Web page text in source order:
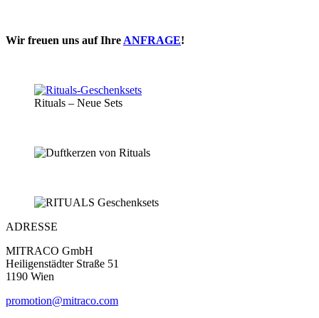
Wir freuen uns auf Ihre ANFRAGE!
Rituals – Neue Sets
ADRESSE
MITRACO GmbH
Heiligenstädter Straße 51
1190 Wien
promotion@mitraco.com